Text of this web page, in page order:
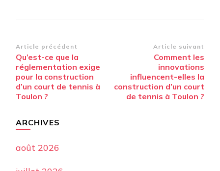
Navigation
d’article
Article précédent
Qu’est-ce que la
réglementation exige
pour la construction
d’un court de tennis à
Toulon ?
Article suivant
Comment les
innovations
influencent-elles la
construction d’un court
de tennis à Toulon ?
ARCHIVES
août 2026